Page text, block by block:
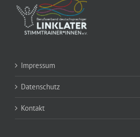
Impressum
Datenschutz
Kontakt